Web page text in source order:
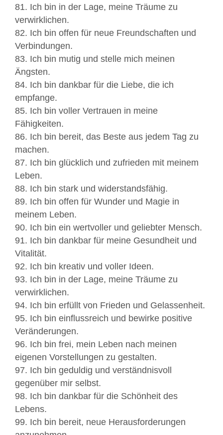
81. Ich bin in der Lage, meine Träume zu
verwirklichen.
82. Ich bin offen für neue Freundschaften und
Verbindungen.
83. Ich bin mutig und stelle mich meinen
Ängsten.
84. Ich bin dankbar für die Liebe, die ich
empfange.
85. Ich bin voller Vertrauen in meine
Fähigkeiten.
86. Ich bin bereit, das Beste aus jedem Tag zu
machen.
87. Ich bin glücklich und zufrieden mit meinem
Leben.
88. Ich bin stark und widerstandsfähig.
89. Ich bin offen für Wunder und Magie in
meinem Leben.
90. Ich bin ein wertvoller und geliebter Mensch.
91. Ich bin dankbar für meine Gesundheit und
Vitalität.
92. Ich bin kreativ und voller Ideen.
93. Ich bin in der Lage, meine Träume zu
verwirklichen.
94. Ich bin erfüllt von Frieden und Gelassenheit.
95. Ich bin einflussreich und bewirke positive
Veränderungen.
96. Ich bin frei, mein Leben nach meinen
eigenen Vorstellungen zu gestalten.
97. Ich bin geduldig und verständnisvoll
gegenüber mir selbst.
98. Ich bin dankbar für die Schönheit des
Lebens.
99. Ich bin bereit, neue Herausforderungen